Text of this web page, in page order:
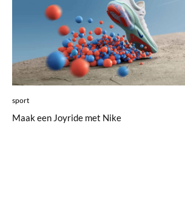
sport
Maak een Joyride met Nike